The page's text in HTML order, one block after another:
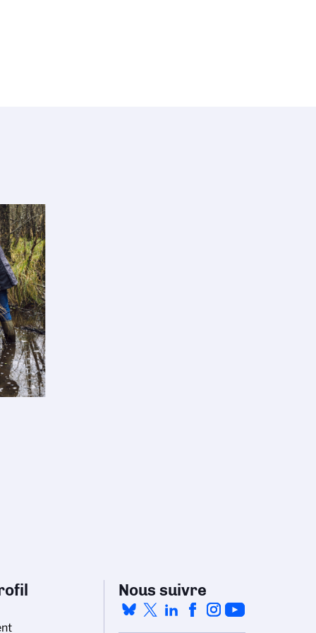
Nous suivre